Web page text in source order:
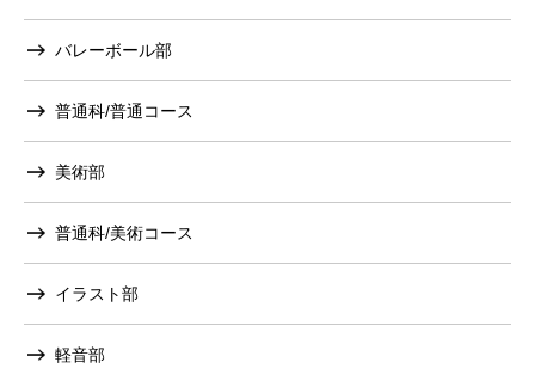
バレーボール部
普通科/普通コース
美術部
普通科/美術コース
イラスト部
軽音部